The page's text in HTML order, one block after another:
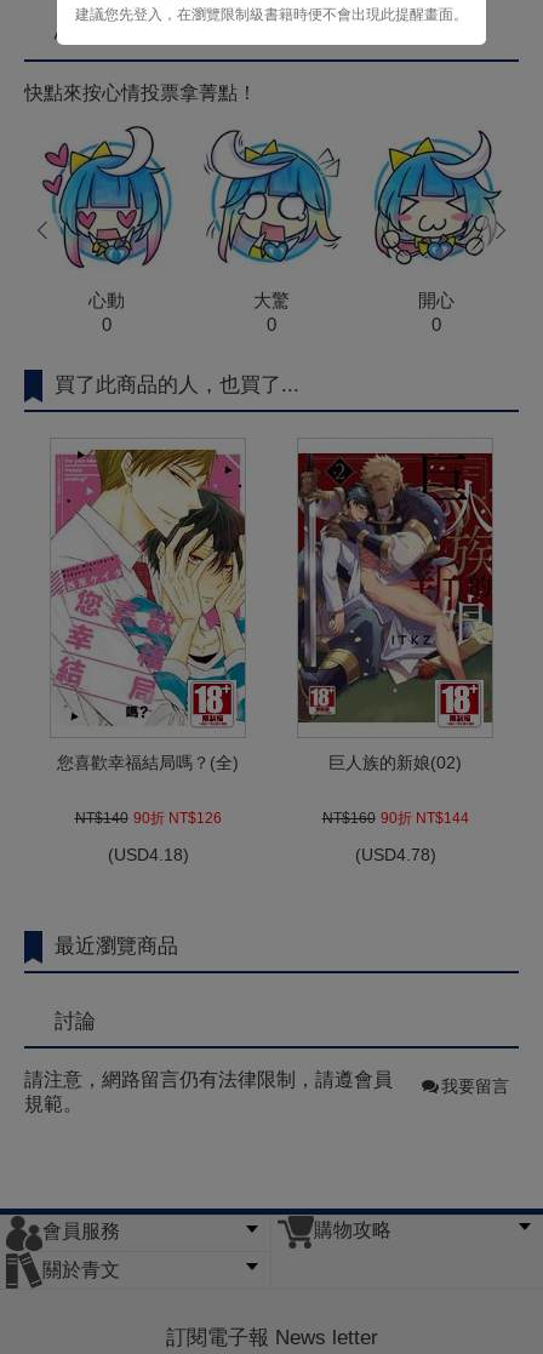
心情投票
快點來按心情投票拿菁點！
心動
0
大驚
0
開心
0
prev next
買了此商品的人，也買了...
您喜歡幸福結局嗎？(全)
NT$140 90折 NT$126
(USD4.18)
巨人族的新娘(02)
NT$160 90折 NT$144
(USD4.78)
最近瀏覽商品
討論
請注意，網路留言仍有法律限制，請遵會員
規範。
我要留言
建議您先登入，在瀏覽限制級書籍時便不會出現此提醒畫面。
會員服務
會員辦法
客服信箱
隱私條款
網站導覽
購物攻略
關於青文
訂閱電子報 News letter